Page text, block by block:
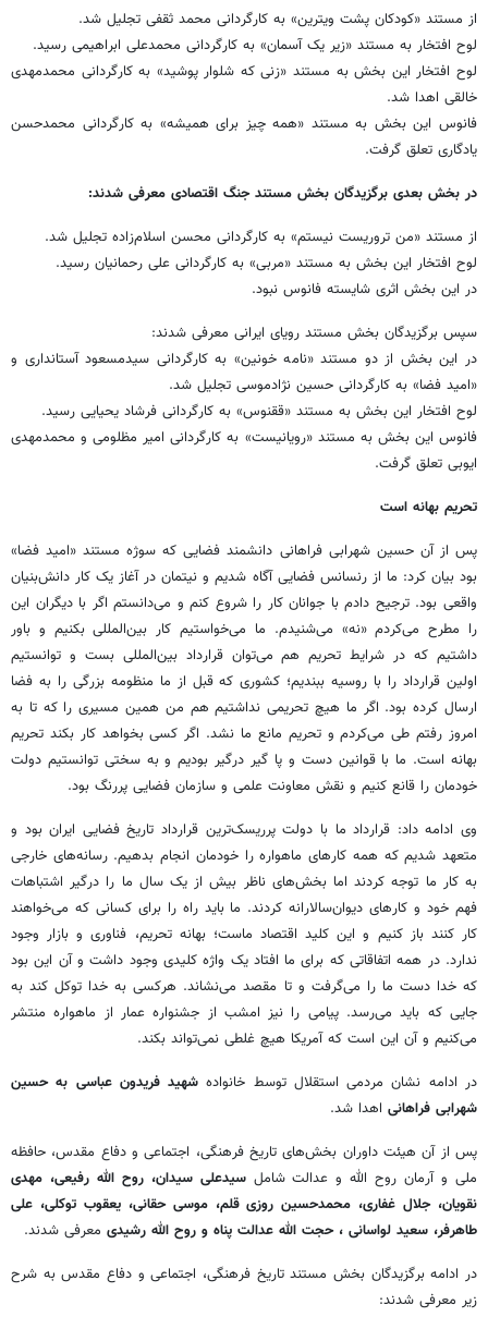
از مستند «کودکان پشت ویترین» به کارگردانی محمد ثقفی تجلیل شد.
لوح افتخار به مستند «زیر یک آسمان» به کارگردانی محمدعلی ابراهیمی رسید.
لوح افتخار این بخش به مستند «زنی که شلوار پوشید» به کارگردانی محمدمهدی
خالقی اهدا شد.
فانوس این بخش به مستند «همه چیز برای همیشه» به کارگردانی محمدحسن
یادگاری تعلق گرفت.
در بخش بعدی برگزیدگان بخش مستند جنگ اقتصادی معرفی شدند:
از مستند «من تروریست نیستم» به کارگردانی محسن اسلام‌زاده تجلیل شد.
لوح افتخار این بخش به مستند «مربی» به کارگردانی علی رحمانیان رسید.
در این بخش اثری شایسته فانوس نبود.
سپس برگزیدگان بخش مستند رویای ایرانی معرفی شدند:
در این بخش از دو مستند «نامه خونین» به کارگردانی سیدمسعود آستانداری و
«امید فضا» به کارگردانی حسین نژادموسی تجلیل شد.
لوح افتخار این بخش به مستند «ققنوس» به کارگردانی فرشاد یحیایی رسید.
فانوس این بخش به مستند «رویانیست» به کارگردانی امیر مظلومی و محمدمهدی
ایوبی تعلق گرفت.
تحریم بهانه است
پس از آن حسین شهرابی فراهانی دانشمند فضایی که سوژه مستند «امید فضا»
بود بیان کرد: ما از رنسانس فضایی آگاه شدیم و نیتمان در آغاز یک کار دانش‌بنیان
واقعی بود. ترجیح دادم با جوانان کار را شروع کنم و می‌دانستم اگر با دیگران این
را مطرح می‌کردم «نه» می‌شنیدم. ما می‌خواستیم کار بین‌المللی بکنیم و باور
داشتیم که در شرایط تحریم هم می‌توان قرارداد بین‌المللی بست و توانستیم
اولین قرارداد را با روسیه ببندیم؛ کشوری که قبل از ما منظومه بزرگی را به فضا
ارسال کرده بود. اگر ما هیچ تحریمی نداشتیم هم من همین مسیری را که تا به
امروز رفتم طی می‌کردم و تحریم مانع ما نشد. اگر کسی بخواهد کار بکند تحریم
بهانه است. ما با قوانین دست و پا گیر درگیر بودیم و به سختی توانستیم دولت
خودمان را قانع کنیم و نقش معاونت علمی و سازمان فضایی پررنگ بود.
وی ادامه داد: قرارداد ما با دولت پرریسک‌ترین قرارداد تاریخ فضایی ایران بود و
متعهد شدیم که همه کارهای ماهواره را خودمان انجام بدهیم. رسانه‌های خارجی
به کار ما توجه کردند اما بخش‌های ناظر بیش از یک سال ما را درگیر اشتباهات
فهم خود و کارهای دیوان‌سالارانه کردند. ما باید راه را برای کسانی که می‌خواهند
کار کنند باز کنیم و این کلید اقتصاد ماست؛ بهانه تحریم، فناوری و بازار وجود
ندارد. در همه اتفاقاتی که برای ما افتاد یک واژه کلیدی وجود داشت و آن این بود
که خدا دست ما را می‌گرفت و تا مقصد می‌نشاند. هرکسی به خدا توکل کند به
جایی که باید می‌رسد. پیامی را نیز امشب از جشنواره عمار از ماهواره منتشر
می‌کنیم و آن این است که آمریکا هیچ غلطی نمی‌تواند بکند.
در ادامه نشان مردمی استقلال توسط خانواده شهید فریدون عباسی به حسین
شهرابی فراهانی اهدا شد.
پس از آن هیئت داوران بخش‌های تاریخ فرهنگی، اجتماعی و دفاع مقدس، حافظه
ملی و آرمان روح الله و عدالت شاملسیدعلی سیدان، روح الله رفیعی، مهدی
نقویان، جلال غفاری، محمدحسین روزی قلم، موسی حقانی، یعقوب توکلی، علی
طاهرفر، سعید لواسانی ، حجت الله عدالت پناه و روح الله رشیدی معرفی شدند.
در ادامه برگزیدگان بخش مستند تاریخ فرهنگی، اجتماعی و دفاع مقدس به شرح
زیر معرفی شدند: